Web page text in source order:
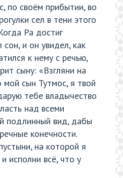
по своём прибытии, во
сел в тени этого
Ра достиг
и он увидел, как
к нему с речью,
сыну: «Взгляни на
мой сын Тутмос, я твой
тебе владычество
над всеми
подлинный вид, дабы
конечности.
на которой я
исполни всё, что у